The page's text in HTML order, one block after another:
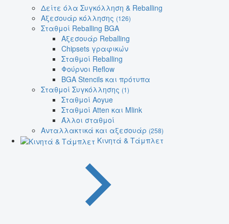
Δείτε όλα Συγκόλληση & Reballing
Αξεσουάρ κόλλησης (126)
Σταθμοί Reballing BGA
Αξεσουάρ Reballing
Chipsets γραφικών
Σταθμοί Reballing
Φούρνοι Reflow
BGA Stencils και πρότυπα
Σταθμοί Συγκόλλησης (1)
Σταθμοί Aoyue
Σταθμοί Atten και Mlink
Άλλοι σταθμοί
Ανταλλακτικά και αξεσουάρ (258)
Κινητά & Τάμπλετ